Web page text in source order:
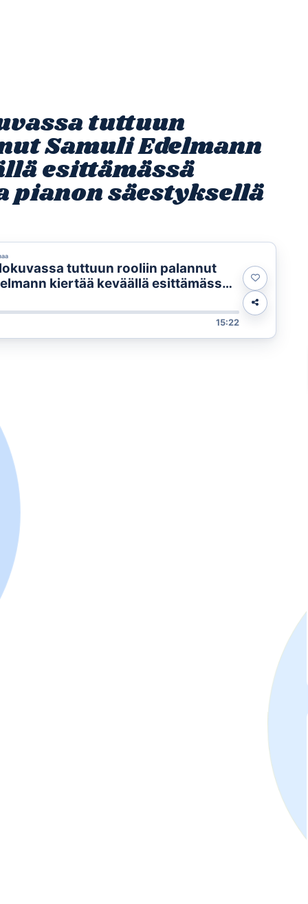
tuttuun
Samuli Edelmann
esittämässä
pianon säestyksellä
tuttuun rooliin palannut
kiertää keväällä esittämässä
15:22